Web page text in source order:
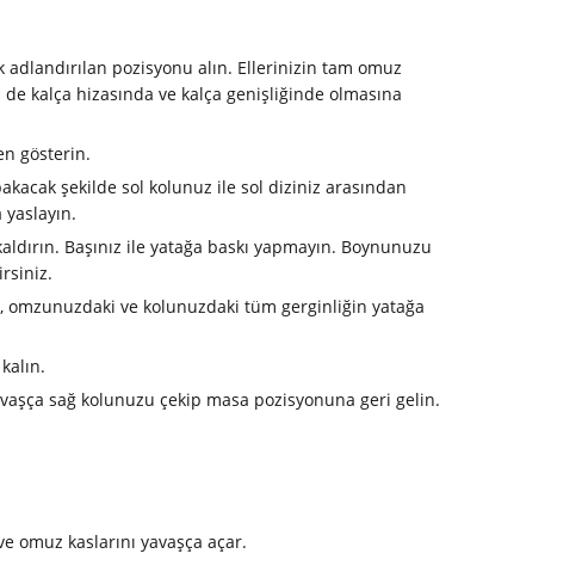
pozisyonu alın. Ellerinizin tam omuz
kalça hizasında ve kalça genişliğinde olmasına
gösterin.
şekilde sol kolunuz ile sol diziniz arasından
yaslayın.
Başınız ile yatağa baskı yapmayın. Boynunuzu
omzunuzdaki ve kolunuzdaki tüm gerginliğin yatağa
sağ kolunuzu çekip masa pozisyonuna geri gelin.
omuz kaslarını yavaşça açar.